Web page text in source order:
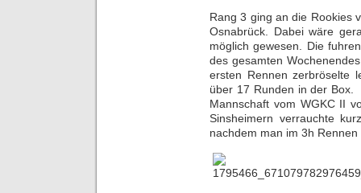
Rang 3 ging an die Rookies
Osnabrück. Dabei wäre
möglich gewesen. Die
des gesamten
ersten Rennen zerbröselte
über 17 Runden in der Box.
Mannschaft vom WGKC II
Sinsheimern verrauchte
nachdem man im 3h